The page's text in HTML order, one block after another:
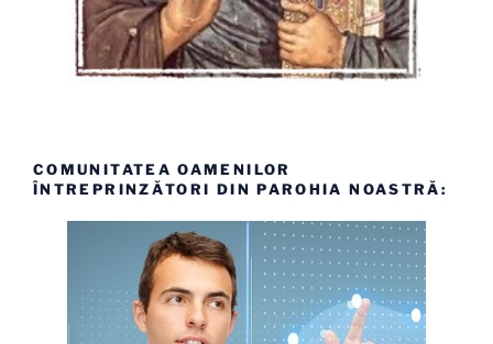
COMUNITATEA OAMENILOR
ÎNTREPRINZĂTORI DIN PAROHIA NOASTRĂ: